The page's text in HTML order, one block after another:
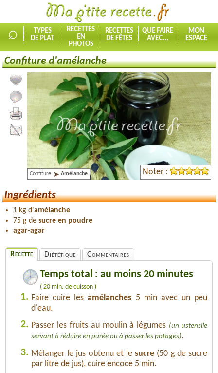
⌕
TYPES
DE PLAT
RECETTES
EN
PHOTOS
RECETTES
DE FÊTES
QUE FAIRE
AVEC...
MON
ESPACE
Confiture d'amélanche
Ajouter la recette à mes favorites
Commenter, noter la recette
Imprimer la recette
Partager cette recette
Confiture Amélanche Noter :
Ingrédients
1 kg d'amélanche
75 g de sucre en poudre
agar-agar
Recette Diététique Commentaires
Temps total : au moins 20 minutes
( 20 min. de cuisson )
1. Faire cuire lesamélanches 5 min avec un peu
d'eau.
2. Passer les fruits au moulin à légumes (un ustensile
servant à réduire en purée ou à passer les potages).
3. Mélanger le jus obtenu et lesucre (50 g de sucre
par litre de jus), cuire encoce 5 min.